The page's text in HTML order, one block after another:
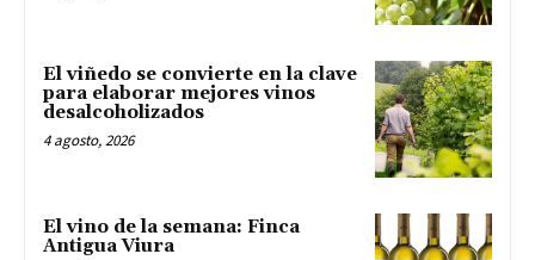
El viñedo se convierte en la clave
para elaborar mejores vinos
desalcoholizados
4 agosto, 2026
El vino de la semana: Finca
Antigua Viura